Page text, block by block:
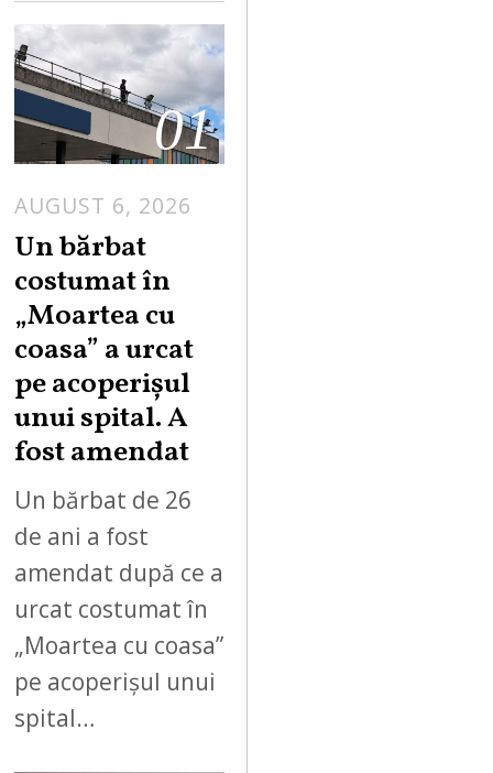
01
AUGUST 6, 2026
Un bărbat
costumat în
„Moartea cu
coasa” a urcat
pe acoperișul
unui spital. A
fost amendat
Un bărbat de 26
de ani a fost
amendat după ce a
urcat costumat în
„Moartea cu coasa”
pe acoperișul unui
spital…